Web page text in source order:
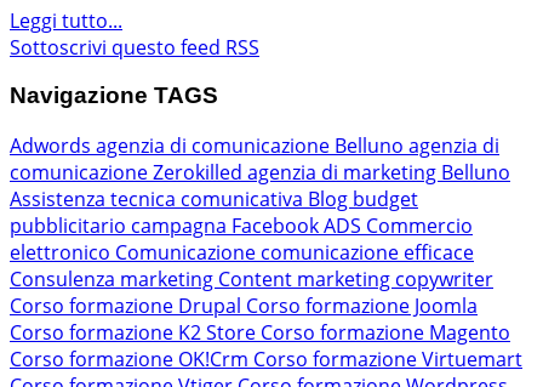
Leggi tutto...
Sottoscrivi questo feed RSS
Navigazione TAGS
Adwords agenzia di comunicazione Belluno agenzia di
comunicazione Zerokilled agenzia di marketing Belluno
Assistenza tecnica comunicativa Blog budget
pubblicitario campagna Facebook ADS Commercio
elettronico Comunicazione comunicazione efficace
Consulenza marketing Content marketing copywriter
Corso formazione Drupal Corso formazione Joomla
Corso formazione K2 Store Corso formazione Magento
Corso formazione OK!Crm Corso formazione Virtuemart